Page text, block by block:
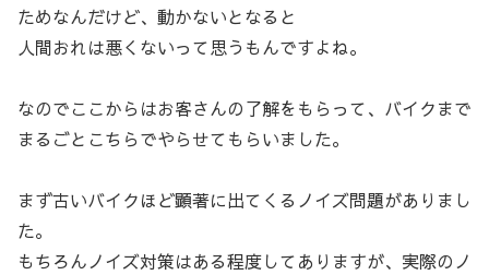
ためなんだけど、動かないとなると
人間おれは悪くないって思うもんですよね。
なのでここからはお客さんの了解をもらって、バイクまで
まるごとこちらでやらせてもらいました。
まず古いバイクほど顕著に出てくるノイズ問題がありまし
た。
もちろんノイズ対策はある程度してありますが、実際のノ